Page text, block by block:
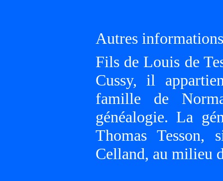
Autres
Fils de Louis de
Cussy, il
famille de
généalogie. La
Thomas Tesson,
Celland, au milieu